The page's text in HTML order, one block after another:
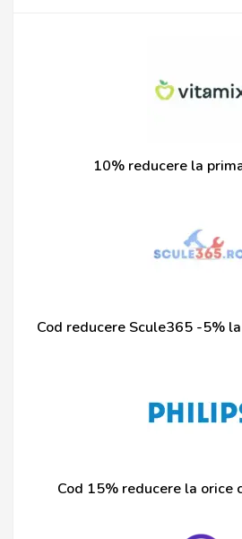
10% reducere la
Cod reducere Scule365 -5%
Cod 15% reducere la orice